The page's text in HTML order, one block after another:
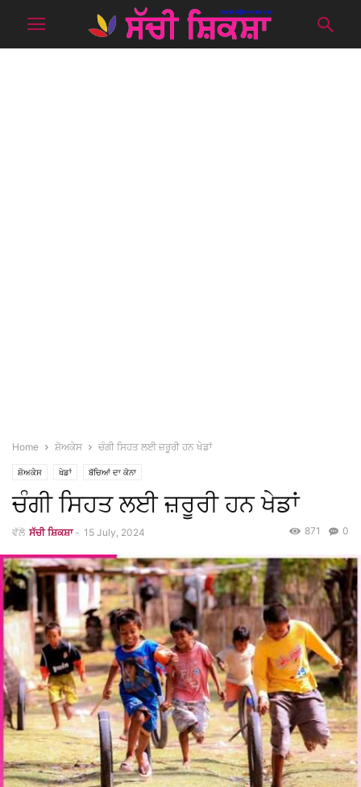
Home ਸ਼ੋਅਕੇਸ ਚੰਗੀ ਸਿਹਤ ਲਈ ਜ਼ਰੂਰੀ ਹਨ ਖੇਡਾਂ
ਸ਼ੋਅਕੇਸ ਖੇਡਾਂ ਬੱਚਿਆਂ ਦਾ ਕੋਨਾ
ਚੰਗੀ ਸਿਹਤ ਲਈ ਜ਼ਰੂਰੀ ਹਨ ਖੇਡਾਂ
ਵੱਲੋ ਸੱਚੀ ਸ਼ਿਕਸ਼ਾ - 15 July, 2024 0
871